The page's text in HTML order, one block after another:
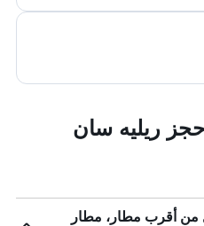
حجز ريليه سان
أقرب مطار، مطار